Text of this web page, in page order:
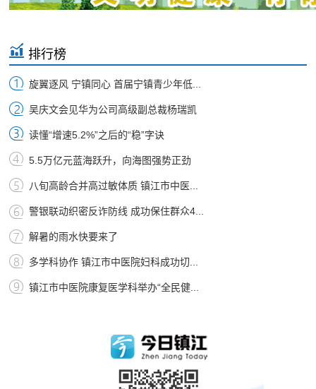
排行榜
旋翼逐风 宁镇同心 首届宁镇青少年低...
吴庆文会见华为公司高级副总裁杨瑞凯
读懂“增速5.2%”之后的“稳”字诀
5.5万亿元蓝海跃升，向海图强势正劲
八旬高龄合并高过敏体质 镇江市中医...
警银联动织密反诈防线 成功保住群众4...
解暑的雨水快要来了
多学科协作 镇江市中医院妇科成功切...
镇江市中医院康复医学科举办“全民健...